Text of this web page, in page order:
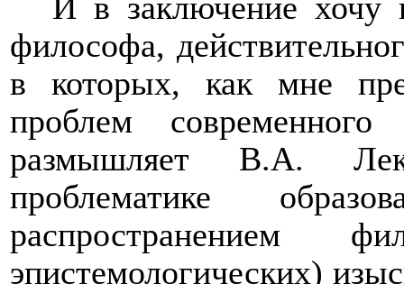
И в заключение хочу
философа,
в которых, как мне
проблем
размышляет В.А.
проблематике
распространением
эпистемологических)